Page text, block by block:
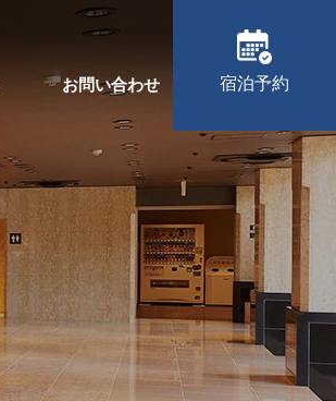
お問い合わせ 宿泊予約